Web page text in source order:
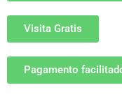
Visita Gratis
Pagamento